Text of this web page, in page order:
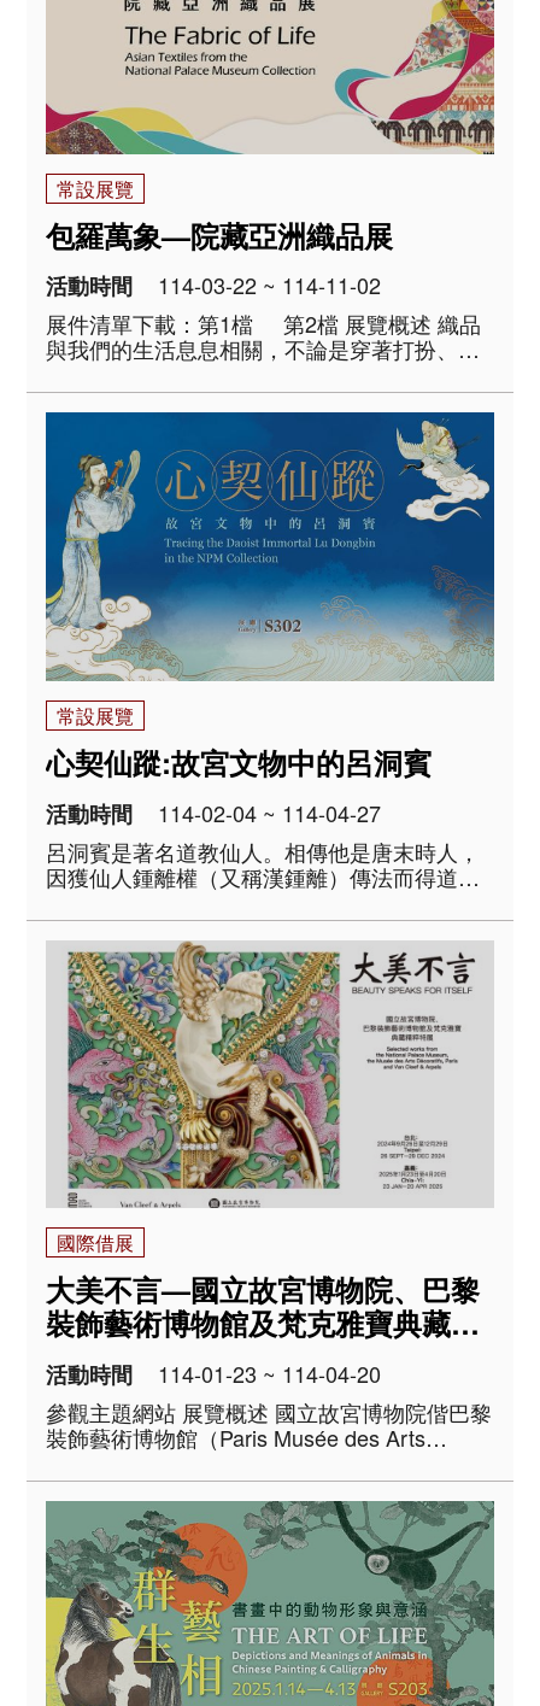
常設展覽
包羅萬象—院藏亞洲織品展
活動時間
114-03-22 ~ 114-11-02
展件清單下載：第1檔 第2檔 展覽概述 織品
與我們的生活息息相關，不論是穿著打扮、日
影。本次展覽精選院藏亞洲織品文物，規劃為
「包覆與盛物」、「裝飾與辨識」、「護佑與
祝福」三個..
常設展覽
心契仙蹤:故宮文物中的呂洞賓
活動時間
114-02-04 ~ 114-04-27
呂洞賓是著名道教仙人。相傳他是唐末時人，
因獲仙人鍾離權（又稱漢鍾離）傳法而得道。
北、湖南、江浙等地，留有諸多詩句，又具有
能斬斷煩惱的劍術與心法。金代時王重陽
（1113-1170）創全真教，其門人將鍾離權、
呂洞賓二..
國際借展
大美不言—國立故宮博物院、巴黎
裝飾藝術博物館及梵克雅寶典藏精
粹特展
活動時間
114-01-23 ~ 114-04-20
參觀主題網站 展覽概述 國立故宮博物院偕巴黎
裝飾藝術博物館（Paris Musée des Arts
將於2024年9月26日至12月29日在..